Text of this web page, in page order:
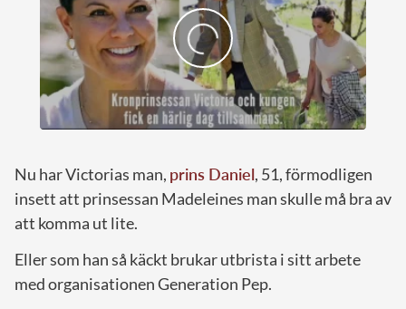
Nu har Victorias man, prins Daniel, 51, förmodligen
insett att prinsessan Madeleines man skulle må bra av
att komma ut lite.
Eller som han så käckt brukar utbrista i sitt arbete
med organisationen Generation Pep.